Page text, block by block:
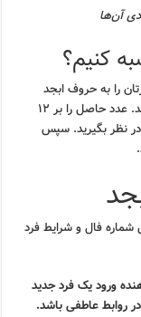
آن‌ها
کنیم؟
را به حروف ابجد
تبدیل کنید. سپس مقدار عددی هر حرف را جمع کنید. عدد حاصل را بر ۱۲
در نظر بگیرید. سپس
فال و شرایط فرد
ورود یک فرد جدید
روابط عاطفی باشد.